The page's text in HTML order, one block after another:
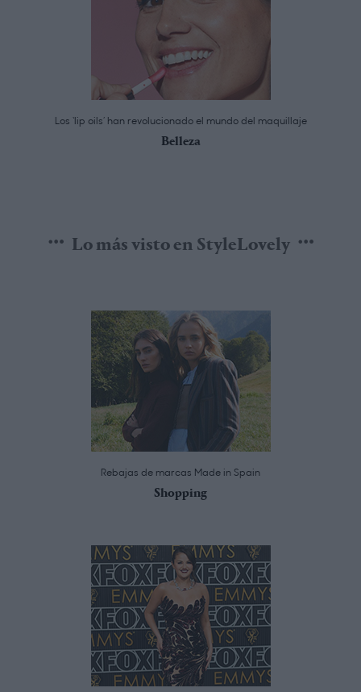
Los ‘lip oils’ han revolucionado el mundo del maquillaje
Belleza
Lo más visto en StyleLovely
Rebajas de marcas Made in Spain
Shopping